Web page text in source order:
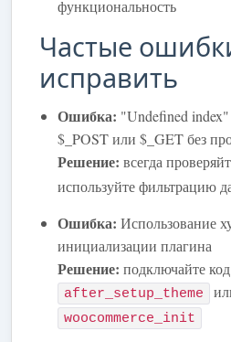
функциональность
Частые
исправить
Ошибка: "Undefined
$_POST или $_GET без
Решение: всегда
используйте фильтрацию
Ошибка: Использование
инициализации плагина
Решение: подключайте
after_setup_theme
woocommerce_init